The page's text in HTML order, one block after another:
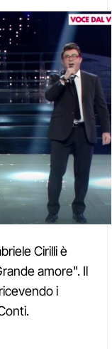
Cirilli è
amore". Il
i